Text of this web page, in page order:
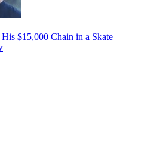
$15,000 Chain in a Skate